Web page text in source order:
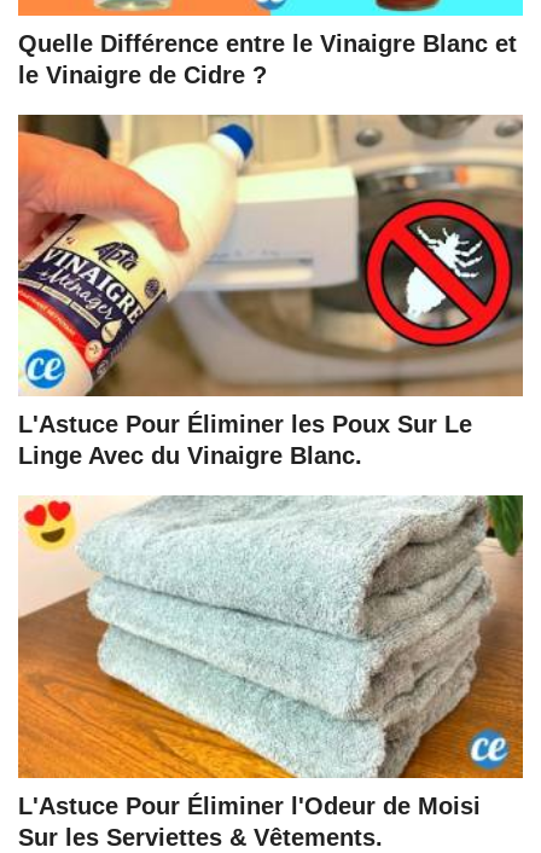
Quelle Différence entre le Vinaigre Blanc et
le Vinaigre de Cidre ?
L'Astuce Pour Éliminer les Poux Sur Le
Linge Avec du Vinaigre Blanc.
L'Astuce Pour Éliminer l'Odeur de Moisi
Sur les Serviettes & Vêtements.